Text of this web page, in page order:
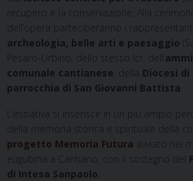
recupero e la conservazione. Alla
dell’opera parteciperanno i
archeologia, belle arti e paesaggio
Pesaro-Urbino, dello stesso Icr, dell’
comunale cantianese , della Diocesi di
parrocchia di San Giovanni Battista
L’iniziativa si inserisce in un più ampio
della memoria storica e spirituale della
progetto Memoria Futura avviato nei
eugubina a Cantiano, con il sostegno del
di Intesa Sanpaolo